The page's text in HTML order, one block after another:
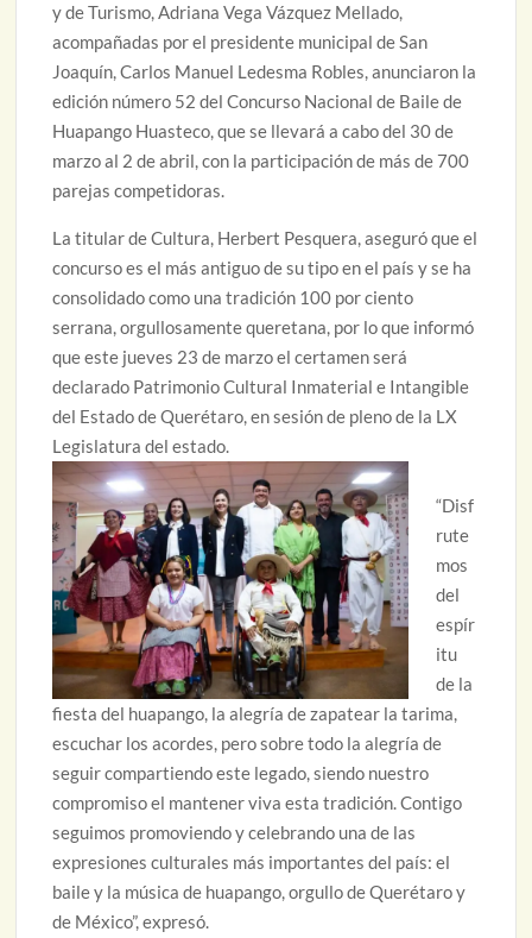
y de Turismo, Adriana Vega Vázquez Mellado,
acompañadas por el presidente municipal de San
Joaquín, Carlos Manuel Ledesma Robles, anunciaron la
edición número 52 del Concurso Nacional de Baile de
Huapango Huasteco, que se llevará a cabo del 30 de
marzo al 2 de abril, con la participación de más de 700
parejas competidoras.
La titular de Cultura, Herbert Pesquera, aseguró que el
concurso es el más antiguo de su tipo en el país y se ha
consolidado como una tradición 100 por ciento
serrana, orgullosamente queretana, por lo que informó
que este jueves 23 de marzo el certamen será
declarado Patrimonio Cultural Inmaterial e Intangible
del Estado de Querétaro, en sesión de pleno de la LX
Legislatura del estado.
“Disf
rute
mos
del
espír
itu
de la
fiesta del huapango, la alegría de zapatear la tarima,
escuchar los acordes, pero sobre todo la alegría de
seguir compartiendo este legado, siendo nuestro
compromiso el mantener viva esta tradición. Contigo
seguimos promoviendo y celebrando una de las
expresiones culturales más importantes del país: el
baile y la música de huapango, orgullo de Querétaro y
de México”, expresó.